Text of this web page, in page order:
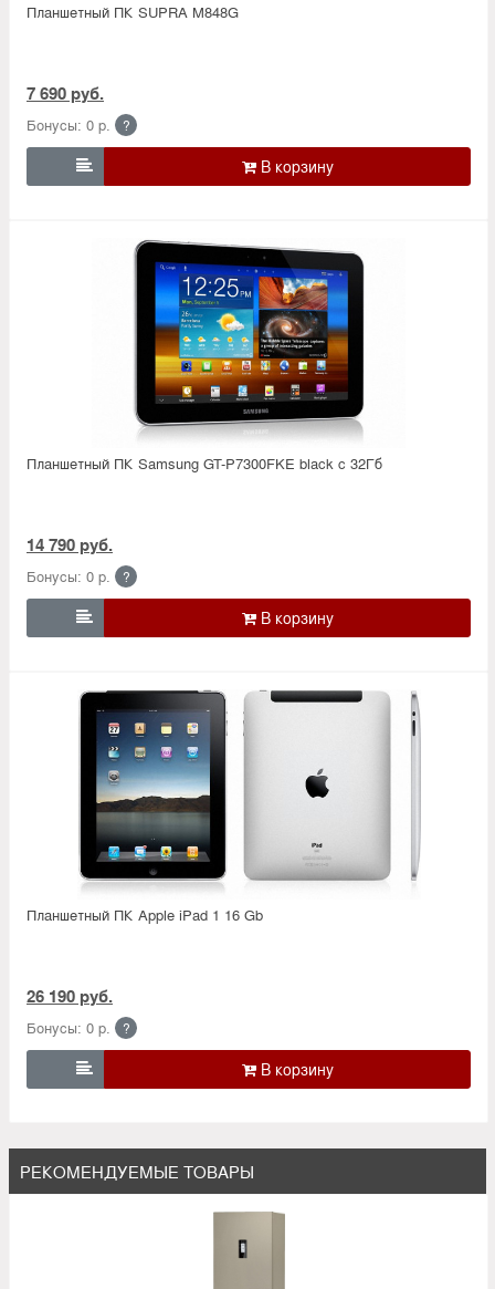
Планшетный ПК SUPRA M848G
7 690 руб.
Бонусы: 0 р. ?

Планшетный ПК Samsung GT-P7300FKE black c 32Гб
14 790 руб.
Бонусы: 0 р. ?

Планшетный ПК Apple iPad 1 16 Gb
26 190 руб.
Бонусы: 0 р. ?

РЕКОМЕНДУЕМЫЕ ТОВАРЫ